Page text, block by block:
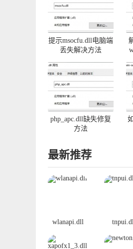
提示msocfu.dll电脑端
丢失解决方法
php_apc.dll缺失修复
方法
最新推荐
wlanapi.dll